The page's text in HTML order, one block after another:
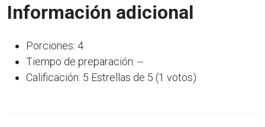
Información adicional
Porciones: 4
Tiempo de preparación: --
Calificación: 5 Estrellas de 5 (1 votos)